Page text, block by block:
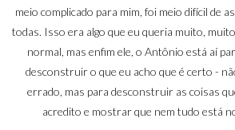
meio complicado para mim, foi meio difícil de
todas. Isso era algo que eu queria muito,
normal, mas enfim ele, o Antônio está aí
desconstruir o que eu acho que é certo -
errado, mas para desconstruir as coisas
acredito e mostrar que nem tudo está